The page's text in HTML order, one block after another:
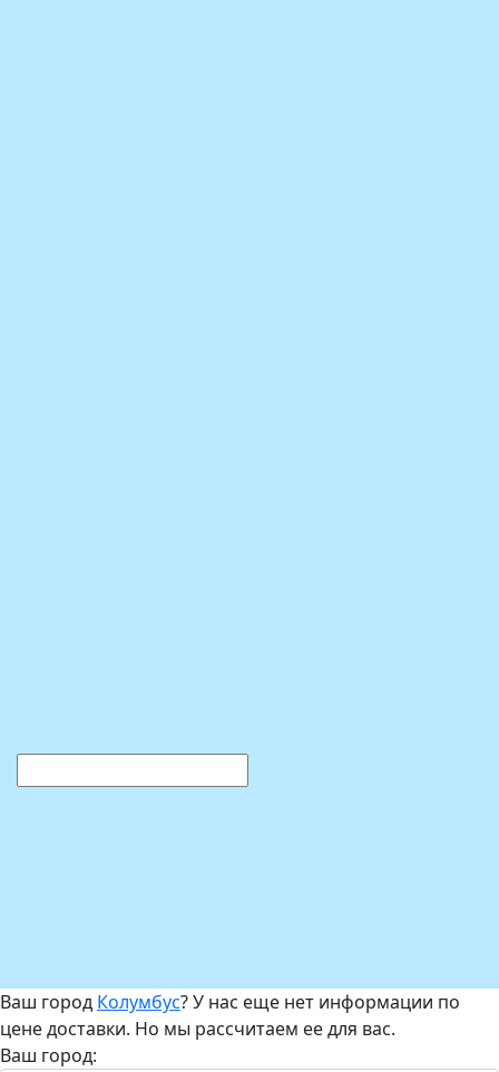
Ваш город Колумбус? У нас еще нет информации по
цене доставки. Но мы рассчитаем ее для вас.
Ваш город: